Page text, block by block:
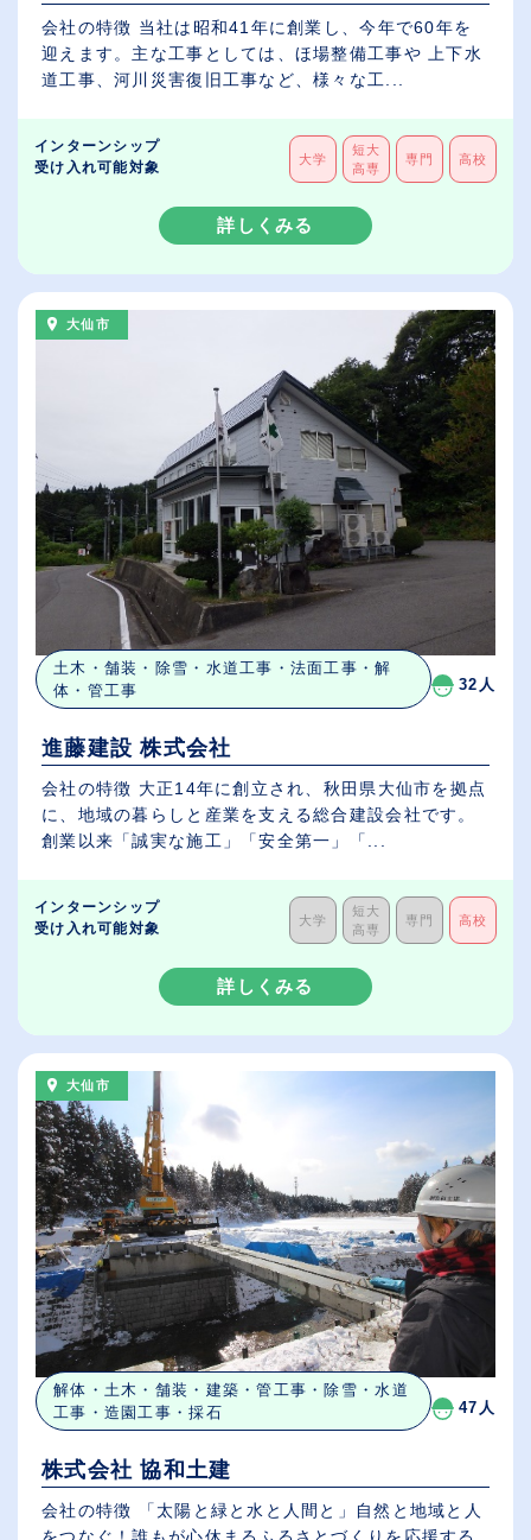
会社の特徴 当社は昭和41年に創業し、今年で60年を
迎えます。主な工事としては、ほ場整備工事や 上下水
道工事、河川災害復旧工事など、様々な工...
インターンシップ
受け入れ可能対象
大学
短大
高専
専門 高校
詳しくみる
大仙市
土木・舗装・除雪・水道工事・法面工事・解
体・管工事
32人
進藤建設 株式会社
会社の特徴 大正14年に創立され、秋田県大仙市を拠点
に、地域の暮らしと産業を支える総合建設会社です。
創業以来「誠実な施工」「安全第一」「...
インターンシップ
受け入れ可能対象
大学
短大
高専
専門 高校
詳しくみる
大仙市
解体・土木・舗装・建築・管工事・除雪・水道
工事・造園工事・採石
47人
株式会社 協和土建
会社の特徴 「太陽と緑と水と人間と」自然と地域と人